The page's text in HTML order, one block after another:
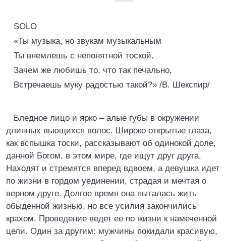
SOLO
«Ты музыка, но звукам музыкальным
Ты внемлешь с непонятной тоской.
Зачем же любишь то, что так печально,
Встречаешь муку радостью такой?» /В. Шекспир/
Бледное лицо и ярко – алые губы в окружении
длинных вьющихся волос. Широко открытые глаза,
как вспышка тоски, рассказывают об одинокой доле,
данной Богом, в этом мире, где ищут друг друга.
Находят и стремятся вперед вдвоем, а девушка идет
по жизни в гордом уединении, страдая и мечтая о
верном друге. Долгое время она пыталась жить
обыденной жизнью, но все усилия закончились
крахом. Проведение ведет ее по жизни к намеченной
цели. Один за другим: мужчины покидали красивую,